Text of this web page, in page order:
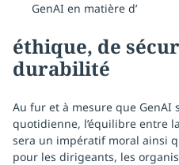
GenAI en matière d’
éthique, de
durabilité
Au fur et à mesure que GenAI
quotidienne, l’équilibre entre
sera un impératif moral ainsi
pour les dirigeants, les